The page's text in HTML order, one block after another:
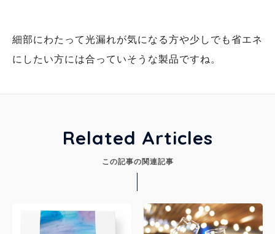
細部にわたって光漏れが気になる方や少しでも省エネ
にしたい方には合っていそうな製品ですね。
Related Articles
この記事の関連記事